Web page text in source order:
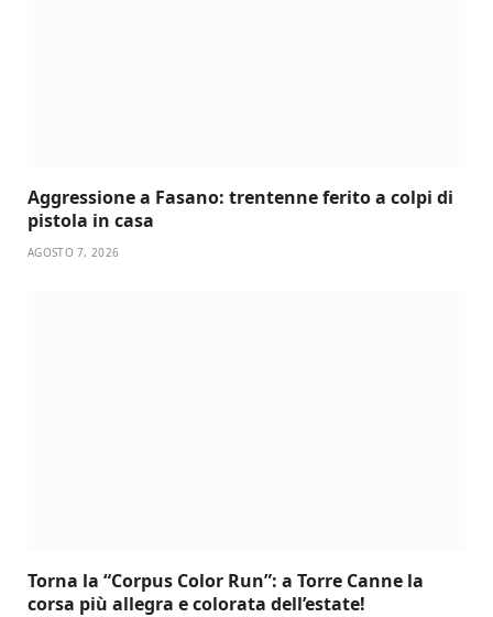
Aggressione a Fasano: trentenne ferito a colpi di
pistola in casa
AGOSTO 7, 2026
Torna la “Corpus Color Run”: a Torre Canne la
corsa più allegra e colorata dell’estate!